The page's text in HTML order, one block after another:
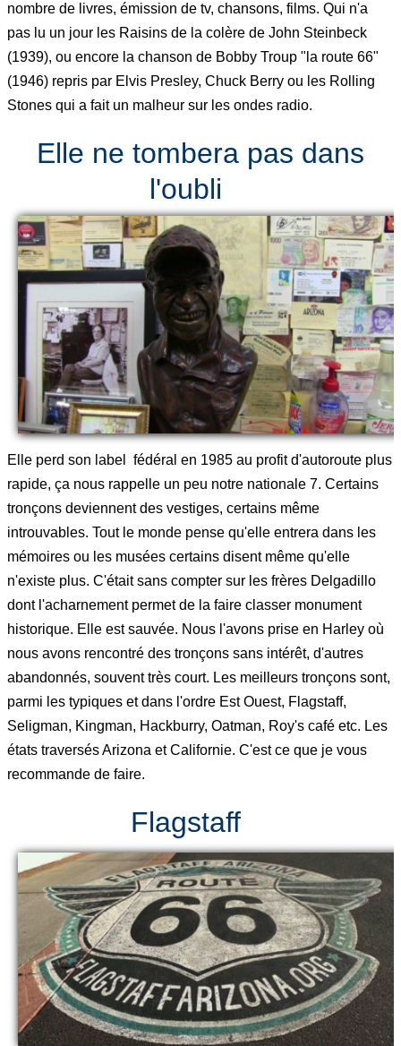
nombre de livres, émission de tv, chansons, films. Qui n'a
pas lu un jour les Raisins de la colère de John Steinbeck
(1939), ou encore la chanson de Bobby Troup "la route 66"
(1946) repris par Elvis Presley, Chuck Berry ou les Rolling
Stones qui a fait un malheur sur les ondes radio.
Elle ne tombera pas dans
l'oubli
Elle perd son label fédéral en 1985 au profit d'autoroute plus
rapide, ça nous rappelle un peu notre nationale 7. Certains
tronçons deviennent des vestiges, certains même
introuvables. Tout le monde pense qu'elle entrera dans les
mémoires ou les musées certains disent même qu'elle
n'existe plus. C'était sans compter sur les frères Delgadillo
dont l'acharnement permet de la faire classer monument
historique. Elle est sauvée. Nous l'avons prise en Harley où
nous avons rencontré des tronçons sans intérêt, d'autres
abandonnés, souvent très court. Les meilleurs tronçons sont,
parmi les typiques et dans l'ordre Est Ouest, Flagstaff,
Seligman, Kingman, Hackburry, Oatman, Roy's café etc. Les
états traversés Arizona et Californie. C'est ce que je vous
recommande de faire.
Flagstaff